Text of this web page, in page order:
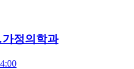
가정의학과